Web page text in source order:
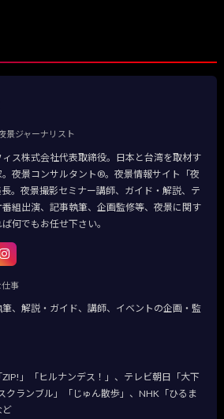
景ジャーナリスト
ス株式会社代表取締役。日本と台湾を取材す
。夜景コンサルタント®。夜景情報サイト「夜
。夜景撮影セミナー講師、ガイド・解説、テ
番組出演、記事執筆、企画監修等、夜景に関す
何でもお任せ下さい。
仕事
、解説・ガイド、講師、イベントの企画・監
」「ヒルナンデス！」、テレビ朝日「大下
クランブル」「じゅん散歩」、NHK「ひるま
ど